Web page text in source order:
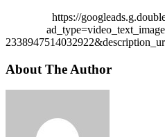
https://
About The Author